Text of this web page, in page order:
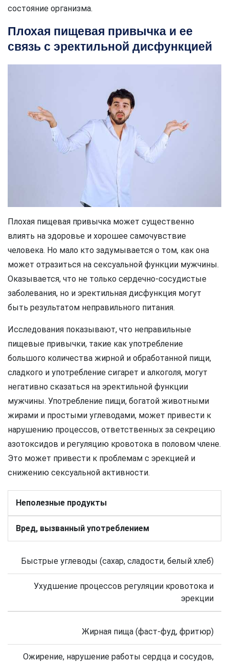
состояние организма.
Плохая пищевая привычка и ее
связь с эректильной дисфункцией
Плохая пищевая привычка может существенно
влиять на здоровье и хорошее самочувствие
человека. Но мало кто задумывается о том, как она
может отразиться на сексуальной функции мужчины.
Оказывается, что не только сердечно-сосудистые
заболевания, но и эректильная дисфункция могут
быть результатом неправильного питания.
Исследования показывают, что неправильные
пищевые привычки, такие как употребление
большого количества жирной и обработанной пищи,
сладкого и употребление сигарет и алкоголя, могут
негативно сказаться на эректильной функции
мужчины. Употребление пищи, богатой животными
жирами и простыми углеводами, может привести к
нарушению процессов, ответственных за секрецию
азотоксидов и регуляцию кровотока в половом члене.
Это может привести к проблемам с эрекцией и
снижению сексуальной активности.
Неполезные продукты
Вред, вызванный употреблением
Быстрые углеводы (сахар, сладости, белый хлеб)
Ухудшение процессов регуляции кровотока и
эрекции
Жирная пища (фаст-фуд, фритюр)
Ожирение, нарушение работы сердца и сосудов,